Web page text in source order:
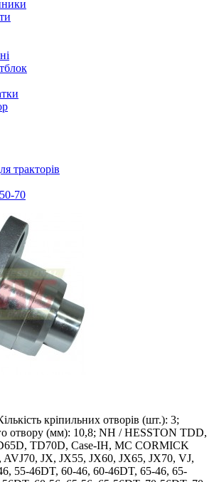
тракторів
70
кріпильних отворів (шт.): 3;
отвору (мм): 10,8; NH / HESSTON TDD,
TD70D, Case-IH, MC CORMICK
AVJ70, JX, JX55, JX60, JX65, JX70, VJ,
55-46DT, 60-46, 60-46DT, 65-46, 65-